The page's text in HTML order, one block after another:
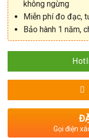
không ngừng
Miễn phí đo đạc,
Bảo hành 1 năm,
Gọi điện